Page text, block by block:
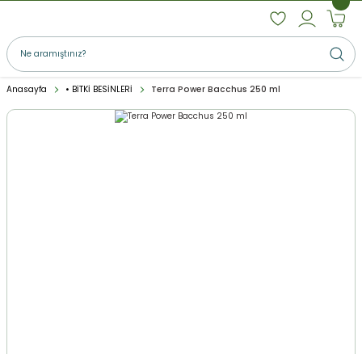
Anasayfa • BİTKİ BESİNLERİ Terra Power Bacchus 250 ml